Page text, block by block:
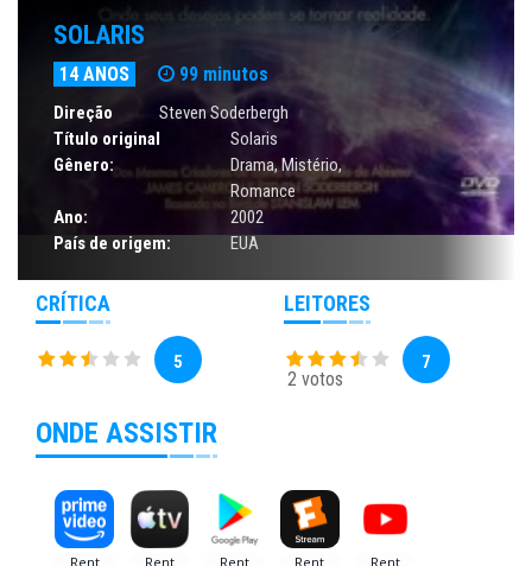
SOLARIS
14 ANOS 99 minutos
Direção
Steven Soderbergh
Título original
Solaris
Gênero:
Drama,Mistério,
Romance
Ano:
2002
País de origem:
EUA
CRÍTICA
5
LEITORES
2 votos
7
ONDE ASSISTIR